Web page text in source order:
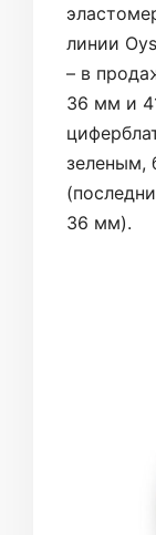
линии
– в
36 мм и
зеленым,
36 мм).